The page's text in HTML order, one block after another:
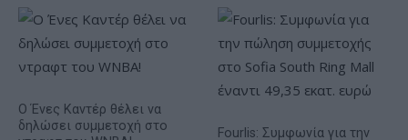
Ο Ένες Καντέρ θέλει να
δηλώσει συμμετοχή στο
Fourlis: Συμφωνία για την